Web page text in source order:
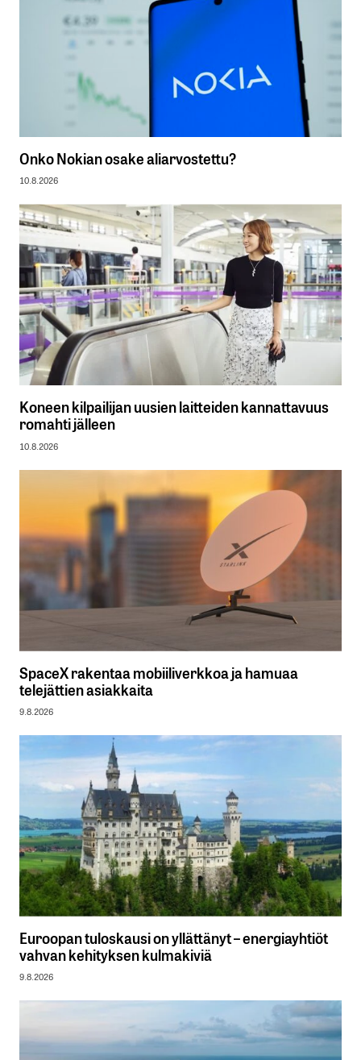
Onko Nokian osake aliarvostettu?
10.8.2026
Koneen kilpailijan uusien laitteiden kannattavuus
romahti jälleen
10.8.2026
SpaceX rakentaa mobiiliverkkoa ja hamuaa
telejättien asiakkaita
9.8.2026
Euroopan tuloskausi on yllättänyt – energiayhtiöt
vahvan kehityksen kulmakiviä
9.8.2026